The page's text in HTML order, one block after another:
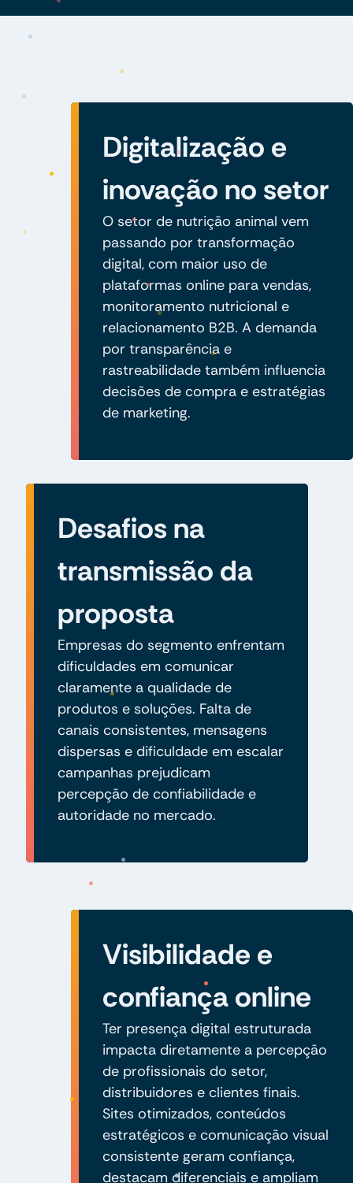
Digitalização e
inovação no setor
O setor de nutrição animal vem
passando por transformação
digital, com maior uso de
plataformas online para vendas,
monitoramento nutricional e
relacionamento B2B. A demanda
por transparência e
rastreabilidade também influencia
decisões de compra e estratégias
de marketing.
Desafios na
transmissão da
proposta
Empresas do segmento enfrentam
dificuldades em comunicar
claramente a qualidade de
produtos e soluções. Falta de
canais consistentes, mensagens
dispersas e dificuldade em escalar
campanhas prejudicam
percepção de confiabilidade e
autoridade no mercado.
Visibilidade e
confiança online
Ter presença digital estruturada
impacta diretamente a percepção
de profissionais do setor,
distribuidores e clientes finais.
Sites otimizados, conteúdos
estratégicos e comunicação visual
consistente geram confiança,
destacam diferenciais e ampliam